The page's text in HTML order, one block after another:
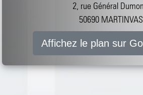
2, rue Général
50690
Affichez le plan sur